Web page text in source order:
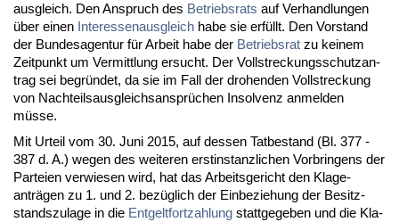
aus­gleich. Den An­spruch des Be­triebs­rats auf Ver­hand­lun­gen
über ei­nen In­ter­es­sen­aus­gleich ha­be sie erfüllt. Den Vor­stand
der Bun­des­agen­tur für Ar­beit ha­be der Be­triebs­rat zu kei­nem
Zeit­punkt um Ver­mitt­lung er­sucht. Der Voll­stre­ckungs­schutz­an­
trag sei be­gründet, da sie im Fall der dro­hen­den Voll­stre­ckung
von Nach­teils­aus­gleichs­ansprüchen In­sol­venz an­mel­den
müsse.
Mit Ur­teil vom 30. Ju­ni 2015, auf des­sen Tat­be­stand (Bl. 377 -
387 d. A.) we­gen des wei­te­ren erst­in­stanz­li­chen Vor­brin­gens der
Par­tei­en ver­wie­sen wird, hat das Ar­beits­ge­richt den Kla­ge­
anträgen zu 1. und 2. bezüglich der Ein­be­zie­hung der Be­sitz­
stands­zu­la­ge in die Ent­gelt­fort­zah­lung statt­ge­ge­ben und die Kla­